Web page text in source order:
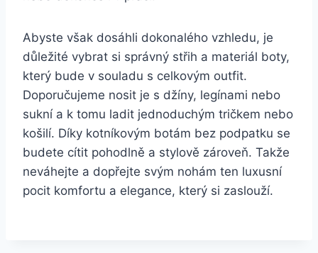
Abyste však dosáhli dokonalého vzhledu, je
důležité‍ vybrat si správný střih a ​materiál boty,
který bude v‍ souladu s celkovým outfit.
Doporučujeme nosit je⁣ s džíny, legínami nebo
sukní⁢ a k tomu ladit jednoduchým tričkem nebo
košilí. Díky kotníkovým‌ botám​ bez podpatku se
budete cítit pohodlně‍ a stylově zároveň.⁣ Takže
neváhejte ​a ​dopřejte svým nohám ten luxusní
pocit komfortu⁣ a elegance,⁣ který si zaslouží.‍